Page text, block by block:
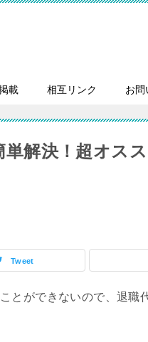
載 相互リンク お問
単解決！超オス
Tweet
とができないので、退職